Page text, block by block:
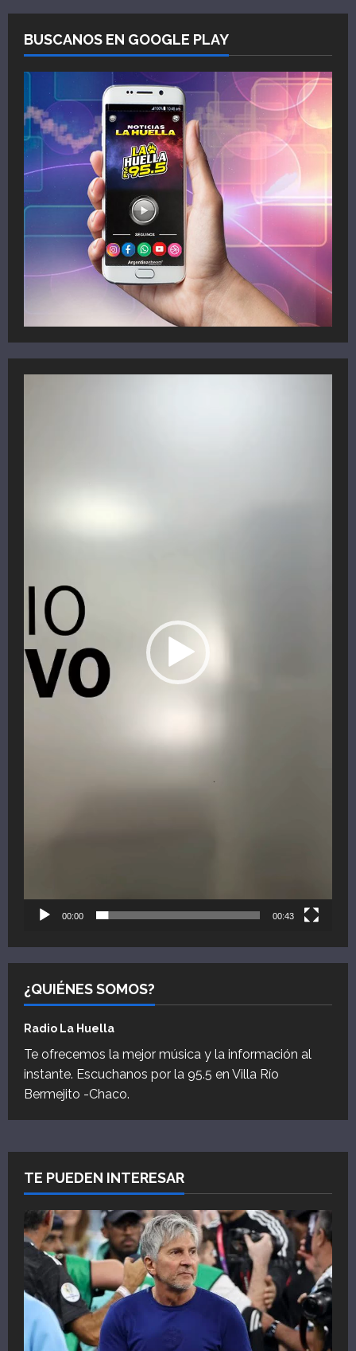
BUSCANOS EN GOOGLE PLAY
00:00 00:43
¿QUIÉNES SOMOS?
Radio La Huella
Te ofrecemos la mejor música y la información al
instante. Escuchanos por la 95.5 en Villa Río
Bermejito -Chaco.
TE PUEDEN INTERESAR